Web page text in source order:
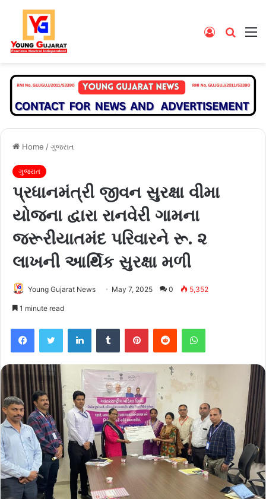
Search
Log
Home /ગુજરાત
ગુજરાત
પ્રધાનમંત્રી જીવન સુરક્ષા વીમા
યોજના દ્વારા રાનવેરી ગામના
જરૂરીયાતમંદ પરિવારને રૂ. ૨
લાખની આર્થિક સુરક્ષા મળી
Young Gujarat News May 7, 2025 0 5,352
1 minute read
FacebookTwitter LinkedInTumblr PinterestReddit WhatsApp